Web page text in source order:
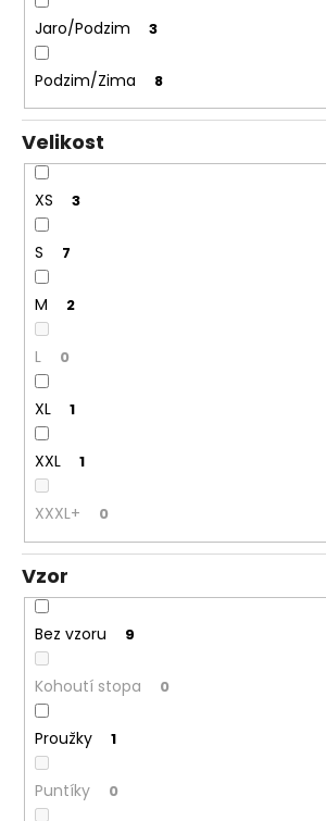
Jaro/Podzim 3
Podzim/Zima 8
Velikost
XS 3
S 7
M 2
L 0
XL 1
XXL 1
XXXL+ 0
Vzor
Bez vzoru 9
Kohoutí stopa 0
Proužky 1
Puntíky 0